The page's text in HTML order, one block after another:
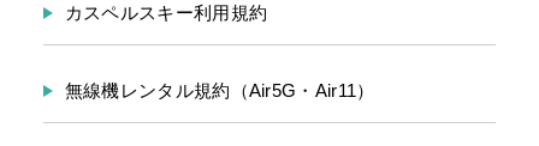
カスペルスキー利用規約
無線機レンタル規約（Air5G・Air11）